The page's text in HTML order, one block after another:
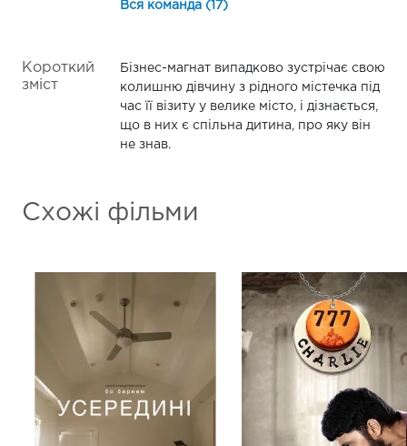
Вся команда (17)
Короткий
зміст
Бізнес-магнат випадково зустрічає свою
колишню дівчину з рідного містечка під
час її візиту у велике місто, і дізнається,
що в них є спільна дитина, про яку він
не знав.
Схожі фільми